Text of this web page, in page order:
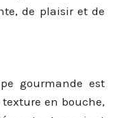
de plaisir et de
gourmande est
texture en bouche,